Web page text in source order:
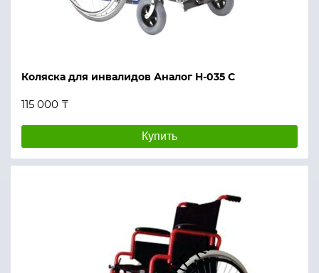
Коляска для инвалидов Аналог H-035 C
115 000 ₸
Купить